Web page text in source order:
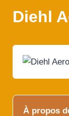
Diehl
À propos